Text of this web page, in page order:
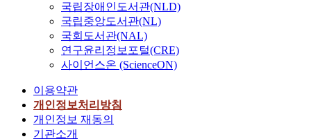
국립장애인도서관(NLD)
국립중앙도서관(NL)
국회도서관(NAL)
연구윤리정보포털(CRE)
사이언스온 (ScienceON)
이용약관
개인정보처리방침
개인정보 재동의
기관소개